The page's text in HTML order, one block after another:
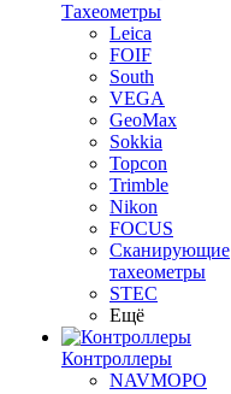
Тахеометры
Leica
FOIF
South
VEGA
GeoMax
Sokkia
Topcon
Trimble
Nikon
FOCUS
Сканирующие
тахеометры
STEC
Ещё
Контроллеры
NAVMOPO